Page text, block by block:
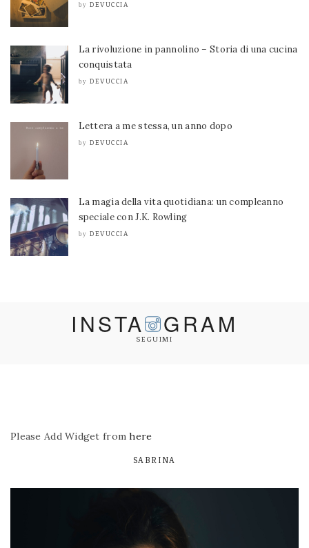
by DEVUCCIA
La rivoluzione in pannolino – Storia di una cucina
conquistata
by DEVUCCIA
Lettera a me stessa, un anno dopo
by DEVUCCIA
La magia della vita quotidiana: un compleanno
speciale con J.K. Rowling
by DEVUCCIA
INSTA GRAM
SEGUIMI
Please Add Widget fromhere
SABRINA